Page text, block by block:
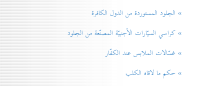
» الجلود المستوردة من الدول الكافرة
» كراسي السيّارات الأجنبيّة المصنّعة من الجلود
» غسّالات الملابس عند الكفّار
» حكم ما لاقاه الكلب